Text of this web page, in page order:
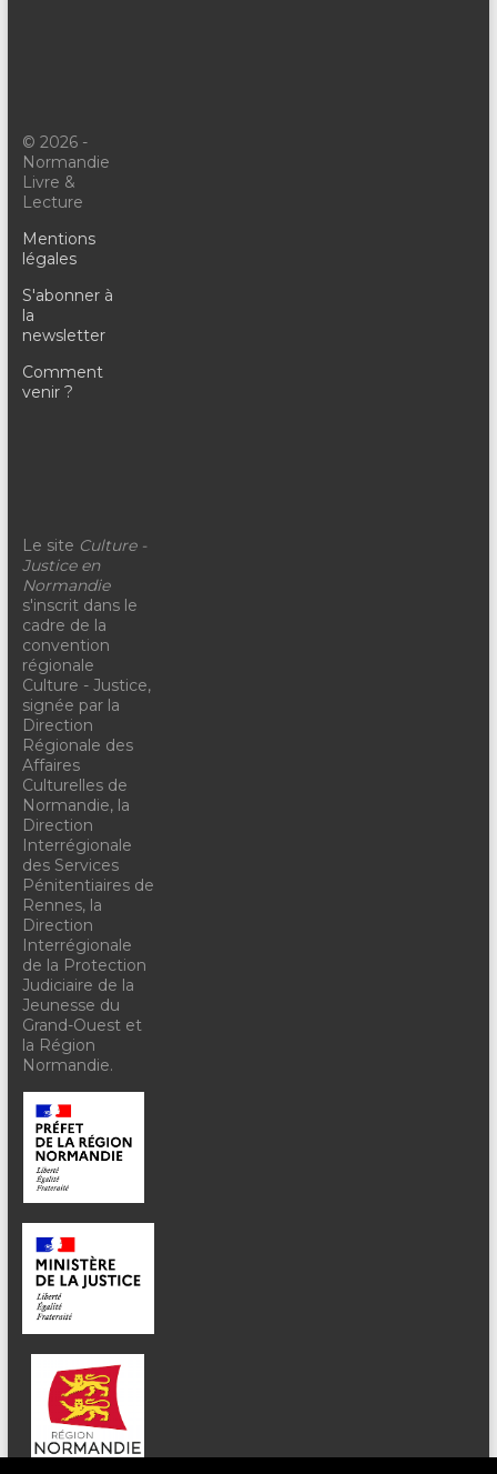
© 2026 -
Normandie
Livre &
Lecture
Mentions
légales
S'abonner à
la
newsletter
Comment
venir ?
Le site Culture -
Justice en
Normandie
s'inscrit dans le
cadre de la
convention
régionale
Culture - Justice,
signée par la
Direction
Régionale des
Affaires
Culturelles de
Normandie, la
Direction
Interrégionale
des Services
Pénitentiaires de
Rennes, la
Direction
Interrégionale
de la Protection
Judiciaire de la
Jeunesse du
Grand-Ouest et
la Région
Normandie.